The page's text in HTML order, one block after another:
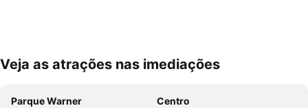
Ampliar mapa
Veja as atrações nas imediações
Parque Warner
Centro